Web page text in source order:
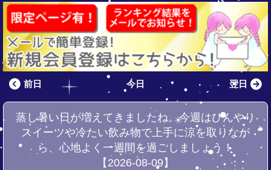
前日 今日 翌日
蒸し暑い日が増えてきましたね。今週はひんやり
スイーツや冷たい飲み物で上手に涼を取りなが
ら、心地よく一週間を過ごしましょう！
【2026-08-09】